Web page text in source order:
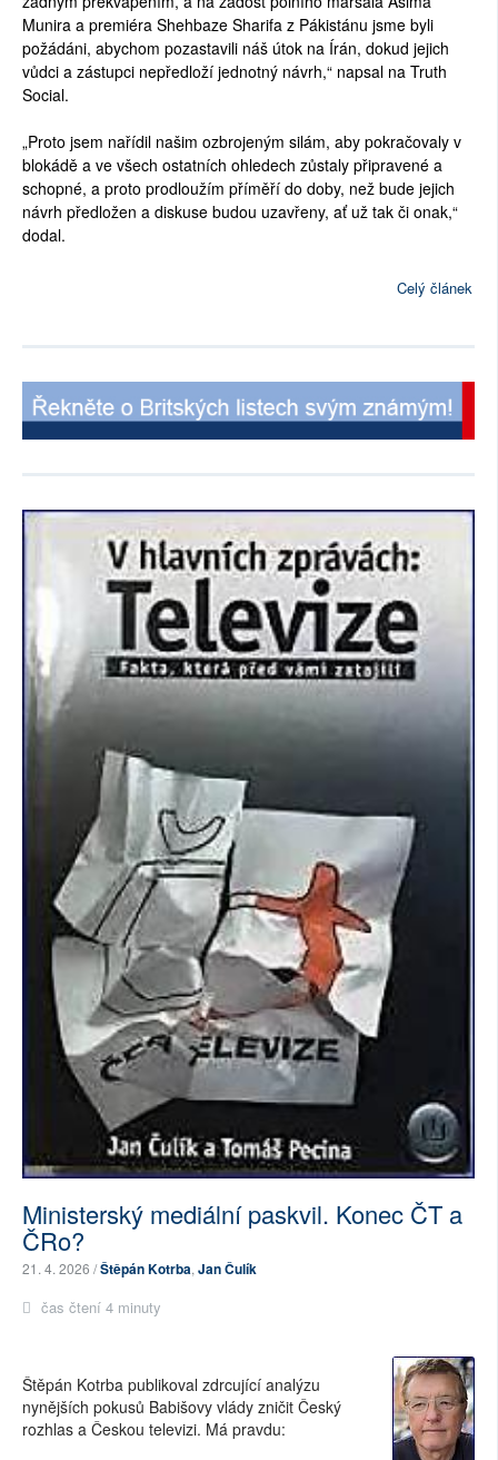
Munira a premiéra Shehbaze Sharifa z Pákistánu jsme byli
požádáni, abychom pozastavili náš útok na Írán, dokud jejich
vůdci a zástupci nepředloží jednotný návrh,“ napsal na Truth
Social.
„Proto jsem nařídil našim ozbrojeným silám, aby pokračovaly v
blokádě a ve všech ostatních ohledech zůstaly připravené a
schopné, a proto prodloužím příměří do doby, než bude jejich
návrh předložen a diskuse budou uzavřeny, ať už tak či onak,“
dodal.
Celý článek
Ministerský mediální paskvil. Konec ČT a
ČRo?
21. 4. 2026 /Štěpán Kotrba, Jan Čulík
čas čtení 4 minuty
Štěpán Kotrba publikoval zdrcující analýzu
nynějších pokusů Babišovy vlády zničit Český
rozhlas a Českou televizi. Má pravdu: